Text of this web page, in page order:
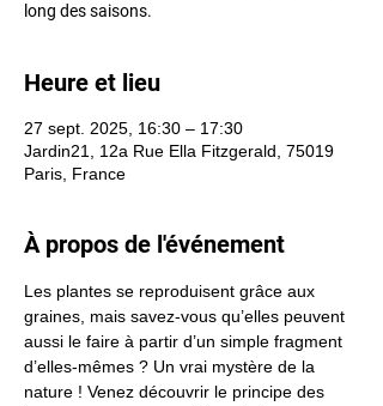
long des saisons.
Heure et lieu
27 sept. 2025, 16:30 – 17:30
Jardin21, 12a Rue Ella Fitzgerald, 75019
Paris, France
À propos de l'événement
Les plantes se reproduisent grâce aux
graines, mais savez-vous qu’elles peuvent
aussi le faire à partir d’un simple fragment
d’elles-mêmes ? Un vrai mystère de la
nature ! Venez découvrir le principe des